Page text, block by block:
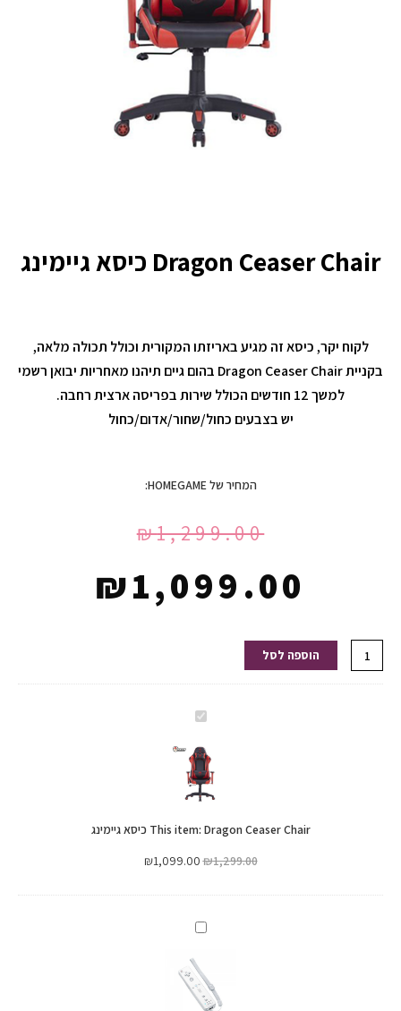
Dragon Ceaser Chair כיסא גיימינג
לקוח יקר, כיסא זה מגיע באריזתו המקורית וכולל תכולה מלאה,
בקניית Dragon Ceaser Chair בהום גיים תיהנו מאחריות יבואן רשמי
למשך 12 חודשים הכולל שירות בפריסה ארצית רחבה.
יש בצבעים כחול/שחור/אדום/כחול
המחיר של HOMEGAME:
₪1,299.00
₪1,099.00
כמות
של
הוספה לסל
Dragon
Chair
כיסא
גיימינג
This item: Dragon Ceaser Chair כיסא גיימינג
₪1,299.00
₪1,099.00
Wii
controller